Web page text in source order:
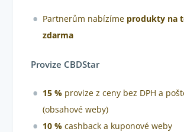
Partnerům nabízíme produkty na
zdarma
Provize CBDStar
15 % provize z ceny bez DPH a
(obsahové weby)
10 % cashback a kuponové weby